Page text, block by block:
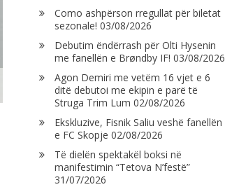
Como ashpërson rregullat për biletat
sezonale! 03/08/2026
Debutim ëndërrash për Olti Hysenin
me fanellën e Brøndby IF! 03/08/2026
Agon Demiri me vetëm 16 vjet e 6
ditë debutoi me ekipin e parë të
Struga Trim Lum 02/08/2026
Ekskluzive, Fisnik Saliu veshë fanellën
e FC Skopje 02/08/2026
Të dielën spektakël boksi në
manifestimin “Tetova N’festë”
31/07/2026